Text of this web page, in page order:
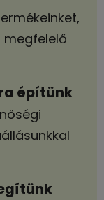
megfelelő
építünk